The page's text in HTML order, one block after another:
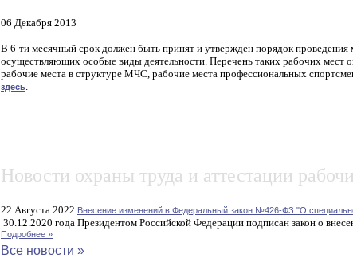
06 Декабря 2013
В 6-ти месячный срок должен быть принят и утвержден порядок
осуществляющих особые виды деятельности. Перечень таких рабочих мест
рабочие места в структуре МЧС, рабочие места профессиональных
здесь
Новости охраны труда и аттестации
22 Августа 2022 Внесение изменений в Федеральный закон №426-ФЗ "О
30.12.2020 года Президентом Российской Федерации подписан закон о
Подробнее »
Все новости »